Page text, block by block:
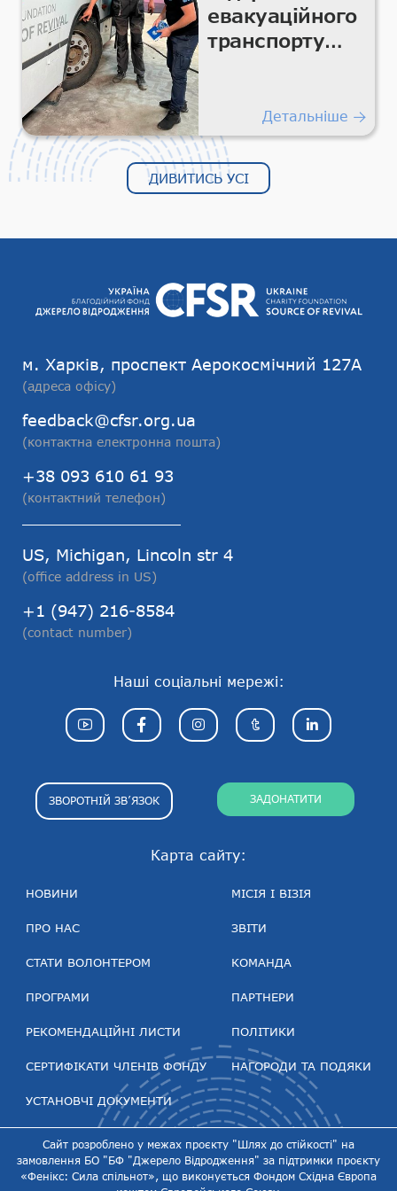
евакуаційного
транспорту
перевезень
Детальніше
ДИВИТИСЬ УСІ
м. Харків, проспект Аерокосмічний 127А
(адреса офісу)
feedback@cfsr.org.ua
(контактна електронна пошта)
+38 093 610 61 93
(контактний телефон)
US, Michigan, Lincoln str 4
(office address in US)
+1 (947) 216-8584
(contact number)
Карта сайту:
НОВИНИ
ПРО НАС
СТАТИ ВОЛОНТЕРОМ
ПРОГРАМИ
РЕКОМЕНДАЦІЙНІ ЛИСТИ
СЕРТИФІКАТИ ЧЛЕНІВ ФОНДУ
УСТАНОВЧІ ДОКУМЕНТИ
МІСІЯ І ВІЗІЯ
ЗВІТИ
КОМАНДА
ПАРТНЕРИ
ПОЛІТИКИ
НАГОРОДИ ТА ПОДЯКИ
Наші соціальні мережі:
ЗВОРОТНІЙ ЗВ’ЯЗОК ЗАДОНАТИТИ
Сайт розроблено у межах проєкту "Шлях до стійкості" на
замовлення БО "БФ "Джерело Відродження" за підтримки проєкту
«Фенікс: Сила спільнот», що виконується Фондом Східна Європа